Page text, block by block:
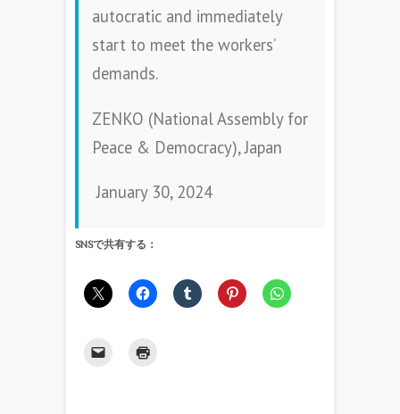
autocratic and immediately
start to meet the workers’
demands.
ZENKO (National Assembly for
Peace & Democracy), Japan
January 30, 2024
SNSで共有する：